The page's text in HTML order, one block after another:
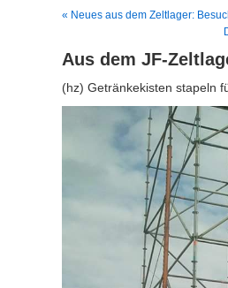
« Neues aus dem Zeltlager:
Aus dem JF-
(hz) Getränkekisten stapeln